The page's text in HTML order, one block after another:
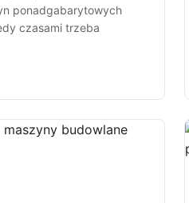
ponadgabarytowych
czasami trzeba